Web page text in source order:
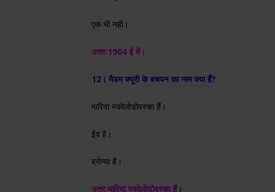
एक भी नही।
उत्तरः1904 ईं में।
12। मैडम क्यूरी के बचपन का नाम क्या हैं?
मारिया स्कोलोडोवस्का हैं।
ईव है।
ब्रोन्या हैं।
उत्तरःमारिया स्कोलोडोवस्का हैं।